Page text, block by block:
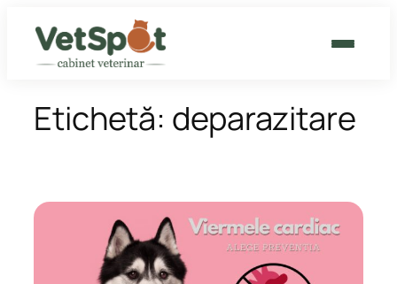
conținut
CONTACT
Etichetă: deparazitare